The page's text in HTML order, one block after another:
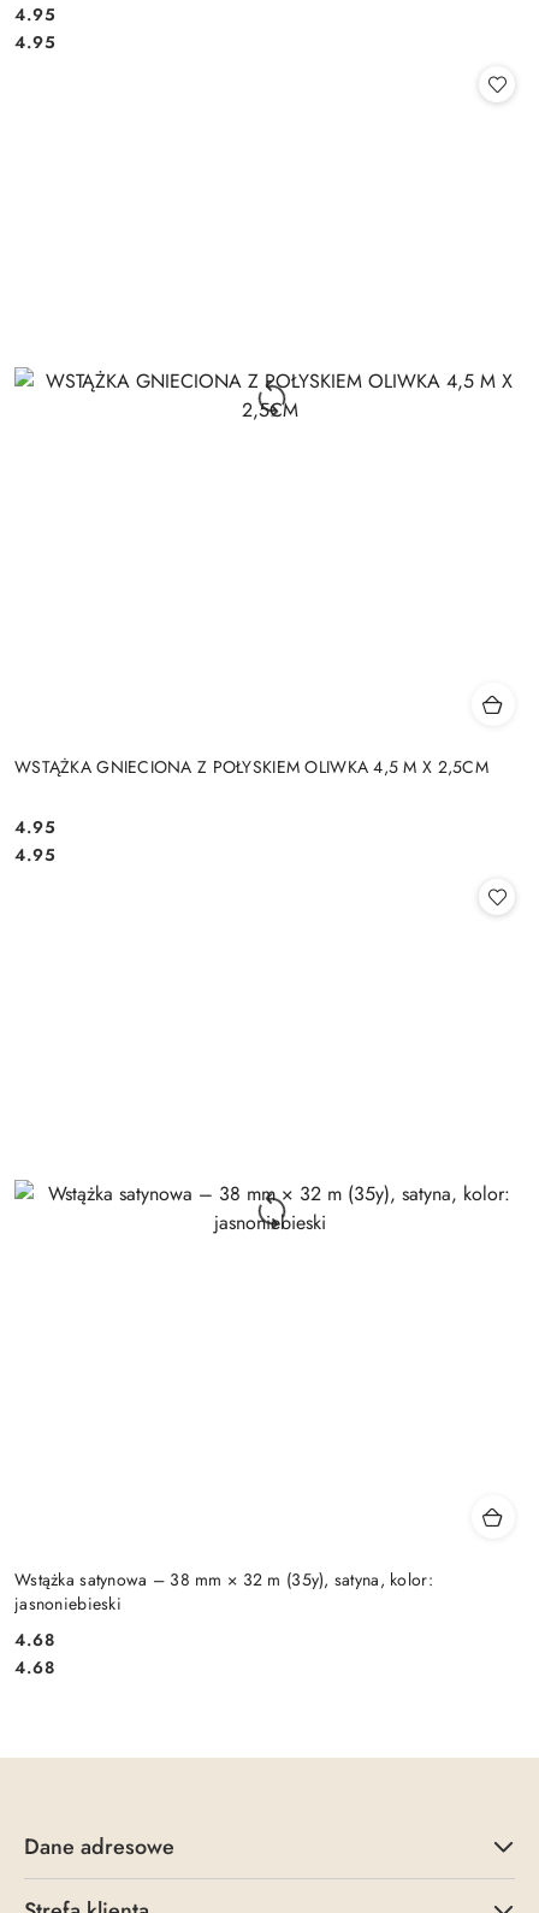
Cena:
4.95
Cena:
4.95
WSTĄŻKA GNIECIONA Z POŁYSKIEM OLIWKA 4,5 M X 2,5CM
Cena:
4.95
Cena:
4.95
Wstążka satynowa – 38 mm × 32 m (35y), satyna, kolor:
jasnoniebieski
Cena:
4.68
Cena:
4.68
Dane adresowe